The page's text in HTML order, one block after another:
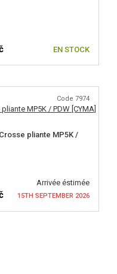
EN STOCK
Code 7974
pliante MP5K /
Arrivée éstimée
15TH SEPTEMBER 2026